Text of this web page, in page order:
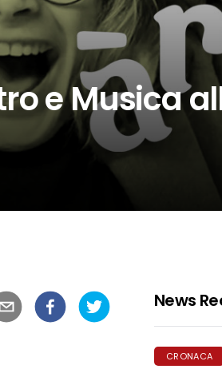
e Musica
News
CRONACA